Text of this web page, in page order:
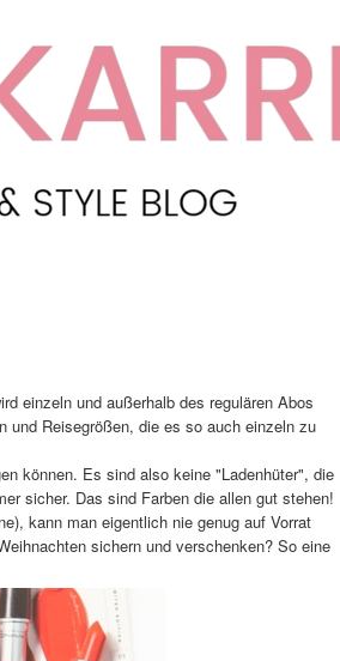
einzeln und außerhalb des regulären Abos
Reisegrößen, die es so auch einzeln zu
können. Es sind also keine "Ladenhüter", die
sicher. Das sind Farben die allen gut stehen!
kann man eigentlich nie genug auf Vorrat
sichern und verschenken? So eine